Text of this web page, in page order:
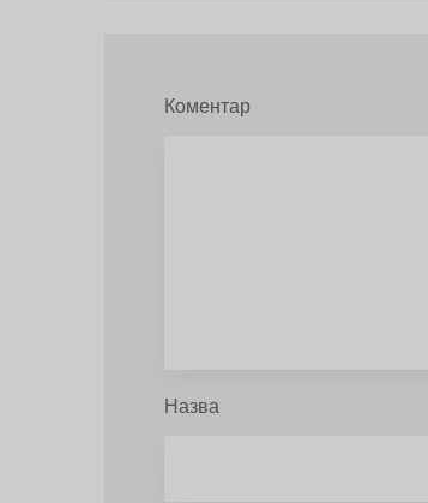
Коментар
Назва